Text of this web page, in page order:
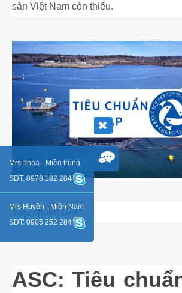
sản Việt Nam còn thiếu.
Tiêu chuẩn BAP
ASC: Tiêu
Mrs Thoa - Miền trung
SĐT: 0978 182 284
Mrs Huyền - Miền Nam
SĐT: 0905 252 284